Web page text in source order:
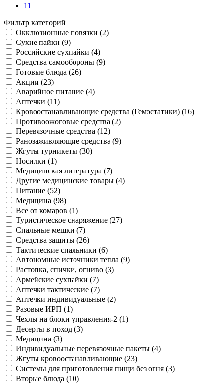
11
Фильтр категорий
Окклюзионные повязки (2)
Сухие пайки (9)
Российские сухпайки (4)
Средства самообороны (9)
Готовые блюда (26)
Акции (23)
Аварийное питание (4)
Аптечки (11)
Кровоостанавливающие средства (Гемостатики) (16)
Противоожоговые средства (2)
Перевязочные средства (12)
Ранозаживляющие средства (9)
Жгуты турникеты (30)
Носилки (1)
Медицинская литература (7)
Другие медицинские товары (4)
Питание (52)
Медицина (98)
Все от комаров (1)
Туристическое снаряжение (27)
Спальные мешки (7)
Средства защиты (26)
Тактические спальники (6)
Автономные источники тепла (9)
Растопка, спички, огниво (3)
Армейские сухпайки (7)
Аптечки тактические (7)
Аптечки индивидуальные (2)
Разовые ИРП (1)
Чехлы на блоки управления-2 (1)
Десерты в поход (3)
Медицина (3)
Индивидуальные перевязочные пакеты (4)
Жгуты кровоостанавливающие (23)
Системы для приготовления пищи без огня (3)
Вторые блюда (10)